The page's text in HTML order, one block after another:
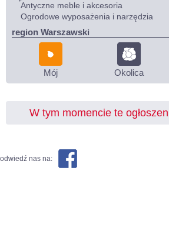
Antyczne meble i akcesoria
Ogrodowe wyposażenia i narzędzia
region Warszawski
Mój Okolica
W tym momencie te
odwiedź nas na: